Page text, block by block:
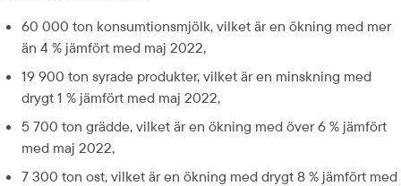
60 000 ton konsumtionsmjölk, vilket är en ökning med mer
än 4 % jämfört med maj 2022,
19 900 ton syrade produkter, vilket är en minskning med
drygt 1 % jämfört med maj 2022,
5 700 ton grädde, vilket är en ökning med över 6 % jämfört
med maj 2022,
7 300 ton ost, vilket är en ökning med drygt 8 % jämfört med